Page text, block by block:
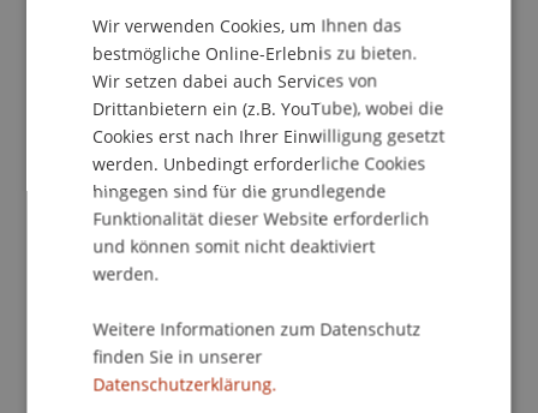
School/Professur:
Institut für Wirtschaftsinformatik
Am Dienstag, den 9. März 2010 von 9.00-12.00
Uhr, findet der 2. Workshop des Competence
Centers Enterprise Content Management (CC-
ECM) des Instituts für Wirtschaftsinformatik statt.
ECM Investments". Erwartet werden wieder
Teilnehmer der Unternehmen Hilti, Hoval, Ivoclar
Vivadent und Thyssen Krupp Presta sowie der
Wir verwenden Cookies, um Ihnen das
bestmögliche Online-Erlebnis zu bieten.
Wir setzen dabei auch Services von
Drittanbietern ein (z.B. YouTube), wobei die
Cookies erst nach Ihrer Einwilligung gesetzt
werden. Unbedingt erforderliche Cookies
hingegen sind für die grundlegende
Funktionalität dieser Website erforderlich
und können somit nicht deaktiviert
werden.
Weitere Informationen zum Datenschutz
finden Sie in unserer
Datenschutzerklärung.